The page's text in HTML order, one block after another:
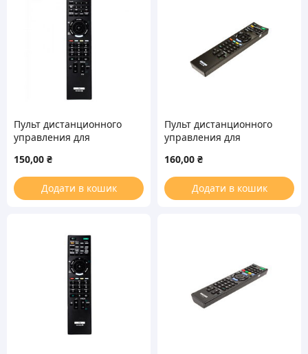
Пульт дистанционного
управления для
ED041
150,00 ₴
Додати в кошик
Пульт дистанционного
управления для
ED022
160,00 ₴
Додати в кошик